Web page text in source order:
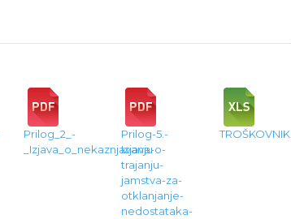
Prilog_2_-
_Izjava_o_nekaznjavanju
Prilog-5.-
Izjava-o-
trajanju-
jamstva-za-
otklanjanje-
nedostataka-
TROŠKOVNIK